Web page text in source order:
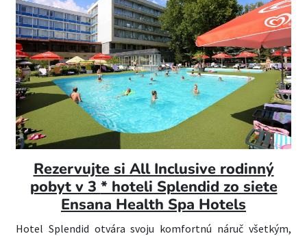
Rezervujte si All Inclusive rodinný
pobyt v 3 * hoteli Splendid zo siete
Ensana Health Spa Hotels
Hotel Splendid otvára svoju komfortnú náruč všetkým,